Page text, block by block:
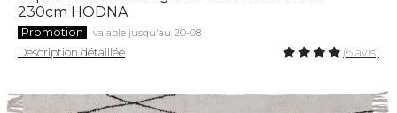
230cm HODNA
Promotion valable jusqu'au 20-08
Description détaillée (6 avis)